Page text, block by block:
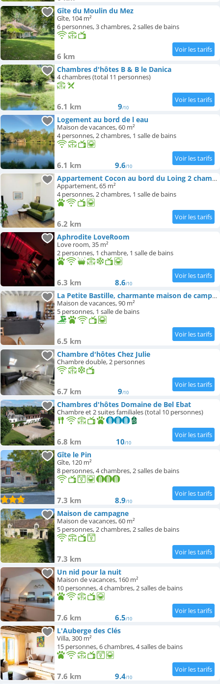
Gîte du Moulin du Mez
Gîte, 104 m²
6 personnes, 3 chambres, 2 salles de bains
6 km
Chambres d'hôtes B & B le Danica
4 chambres (total 11 personnes)
6.1 km 9/10
Logement au bord de l eau
Maison de vacances, 60 m²
4 personnes, 2 chambres, 1 salle de bains
6.1 km 9.6/10
Appartement Cocon au bord du Loing 2 chambres cosy & calme
Appartement, 65 m²
4 personnes, 2 chambres, 1 salle de bains
6.2 km
Aphrodite LoveRoom
Love room, 35 m²
2 personnes, 1 chambre, 1 salle de bains
6.3 km 8.6/10
La Petite Bastille, charmante maison de campagne près de Paris
Maison de vacances, 90 m²
5 personnes, 1 salle de bains
6.5 km
Chambre d'hôtes Chez Julie
Chambre double, 2 personnes
6.7 km 9/10
Chambres d'hôtes Domaine de Bel Ebat
Chambre et 2 suites familiales (total 10 personnes)
6.8 km 10/10
Gîte le Pin
Gîte, 120 m²
8 personnes, 4 chambres, 2 salles de bains
7.3 km 8.9/10
Maison de campagne
Maison de vacances, 60 m²
5 personnes, 2 chambres, 2 salles de bains
7.3 km
Un nid pour la nuit
Maison de vacances, 160 m²
10 personnes, 4 chambres, 2 salles de bains
7.6 km 6.5/10
L'Auberge des Clés
Villa, 300 m²
15 personnes, 6 chambres, 4 salles de bains
7.6 km 9.4/10